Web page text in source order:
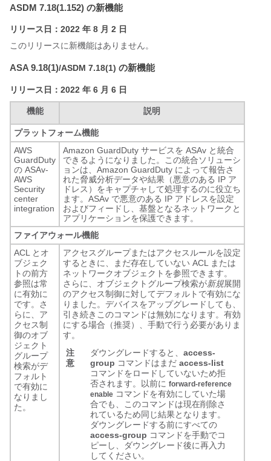
ASDM 7.18(1.152) の新機能
リリース日：2022 年 8 月 2 日
このリリースに新機能はありません。
ASA 9.18(1)/ASDM 7.18(1) の新機能
リリース日：2022 年 6 月 6 日
機能 説明
プラットフォーム機能
AWS
GuardDuty
の ASAv-
AWS
Security
center
integration
Amazon GuardDuty サービスを ASAv と統合
できるようになりました。この統合ソリューシ
ョンは、Amazon GuardDuty によって報告さ
れた脅威分析データや結果（悪意のある IP ア
ドレス）をキャプチャして処理するのに役立ち
ます。ASAv で悪意のある IP アドレスを設定
およびフィードし、基盤となるネットワークと
アプリケーションを保護できます。
ファイアウォール機能
ACL とオ
ブジェク
トの前方
参照は常
に有効に
です。さ
らに、ア
クセス制
御のオブ
ジェクト
グループ
検索がデ
フォルト
で有効に
なりまし
た。
アクセスグループまたはアクセスルールを設定
するときに、まだ存在していない ACL または
ネットワークオブジェクトを参照できます。
さらに、オブジェクトグループ検索が新規展開
のアクセス制御に対してデフォルトで有効にな
りました。デバイスをアップグレードしても、
引き続きこのコマンドは無効になります。有効
にする場合（推奨）、手動で行う必要がありま
す。
注
意
ダウングレードすると、 access-
group コマンドはまだ access-list
コマンドをロードしていないため拒
否されます。以前に forward-reference
enable コマンドを有効にしていた場
合でも、このコマンドは現在削除さ
れているため同じ結果となります。
ダウングレードする前にすべての
access-group コマンドを手動でコ
ピーし、ダウングレード後に再入力
してください。